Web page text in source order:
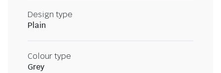
Design type
Plain
Colour type
Grey